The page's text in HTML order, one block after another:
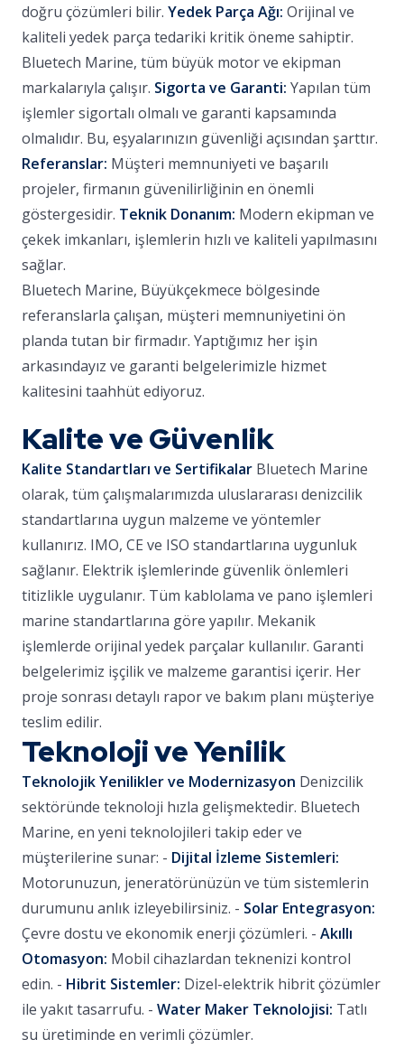
doğru çözümleri bilir. Yedek Parça Ağı: Orijinal ve
kaliteli yedek parça tedariki kritik öneme sahiptir.
Bluetech Marine, tüm büyük motor ve ekipman
markalarıyla çalışır. Sigorta ve Garanti: Yapılan tüm
işlemler sigortalı olmalı ve garanti kapsamında
olmalıdır. Bu, eşyalarınızın güvenliği açısından şarttır.
Referanslar: Müşteri memnuniyeti ve başarılı
projeler, firmanın güvenilirliğinin en önemli
göstergesidir. Teknik Donanım: Modern ekipman ve
çekek imkanları, işlemlerin hızlı ve kaliteli yapılmasını
sağlar.
Bluetech Marine, Büyükçekmece bölgesinde
referanslarla çalışan, müşteri memnuniyetini ön
planda tutan bir firmadır. Yaptığımız her işin
arkasındayız ve garanti belgelerimizle hizmet
kalitesini taahhüt ediyoruz.
Kalite ve Güvenlik
Kalite Standartları ve Sertifikalar Bluetech Marine
olarak, tüm çalışmalarımızda uluslararası denizcilik
standartlarına uygun malzeme ve yöntemler
kullanırız. IMO, CE ve ISO standartlarına uygunluk
sağlanır. Elektrik işlemlerinde güvenlik önlemleri
titizlikle uygulanır. Tüm kablolama ve pano işlemleri
marine standartlarına göre yapılır. Mekanik
işlemlerde orijinal yedek parçalar kullanılır. Garanti
belgelerimiz işçilik ve malzeme garantisi içerir. Her
proje sonrası detaylı rapor ve bakım planı müşteriye
teslim edilir.
Teknoloji ve Yenilik
Teknolojik Yenilikler ve Modernizasyon Denizcilik
sektöründe teknoloji hızla gelişmektedir. Bluetech
Marine, en yeni teknolojileri takip eder ve
müşterilerine sunar: - Dijital İzleme Sistemleri:
Motorunuzun, jeneratörünüzün ve tüm sistemlerin
durumunu anlık izleyebilirsiniz. - Solar Entegrasyon:
Çevre dostu ve ekonomik enerji çözümleri. - Akıllı
Otomasyon: Mobil cihazlardan teknenizi kontrol
edin. - Hibrit Sistemler: Dizel-elektrik hibrit çözümler
ile yakıt tasarrufu. - Water Maker Teknolojisi: Tatlı
su üretiminde en verimli çözümler.